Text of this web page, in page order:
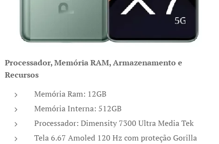
Processador, Memória RAM, Armazenamento e
Recursos
Memória Ram: 12GB
Memória Interna: 512GB
Processador: Dimensity 7300 Ultra Media Tek
Tela 6.67 Amoled 120 Hz com proteção Gorilla